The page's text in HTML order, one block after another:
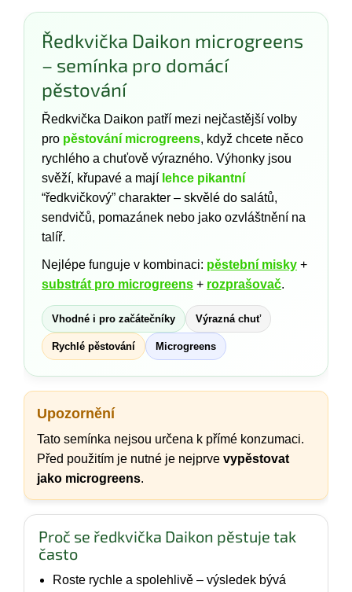
Ředkvička Daikon microgreens
– semínka pro domácí
pěstování
Ředkvička Daikon patří mezi nejčastější volby
pro pěstování microgreens, když chcete něco
rychlého a chuťově výrazného. Výhonky jsou
svěží, křupavé a mají lehce pikantní
“ředkvičkový” charakter – skvělé do salátů,
sendvičů, pomazánek nebo jako ozvláštnění na
talíř.
Nejlépe funguje v kombinaci: pěstební misky +
substrát pro microgreens + rozprašovač.
Vhodné i pro začátečníky Výrazná chuť
Rychlé pěstování Microgreens
Upozornění
Tato semínka nejsou určena k přímé konzumaci.
Před použitím je nutné je nejprve vypěstovat
jako microgreens.
Proč se ředkvička Daikon pěstuje tak
často
Roste rychle a spolehlivě – výsledek bývá